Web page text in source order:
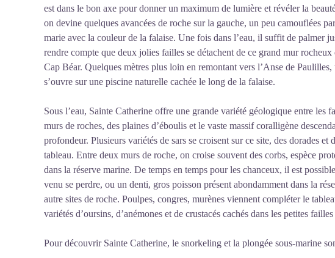
est dans le bon axe pour donner un maximum de lumière et révéler la
on devine quelques avancées de roche sur la gauche, un peu camouflées
marie avec la couleur de la falaise. Une fois dans l’eau, il suffit de palmer
rendre compte que deux jolies failles se détachent de ce grand mur
Cap Béar. Quelques mètres plus loin en remontant vers l’Anse de Paulilles,
s’ouvre sur une piscine naturelle cachée le long de la falaise.
Sous l’eau, Sainte Catherine offre une grande variété géologique entre les
murs de roches, des plaines d’éboulis et le vaste massif coralligène
profondeur. Plusieurs variétés de sars se croisent sur ce site, des dorades et
tableau. Entre deux murs de roche, on croise souvent des corbs, espèce
dans la réserve marine. De temps en temps pour les chanceux, il est
venu se perdre, ou un denti, gros poisson présent abondamment dans la
autre sites de roche. Poulpes, congres, murènes viennent compléter le
variétés d’oursins, d’anémones et de crustacés cachés dans les petites
Pour découvrir Sainte Catherine, le snorkeling et la plongée sous-marine